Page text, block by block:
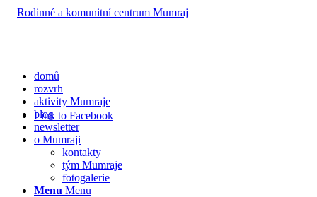
Link to Facebook
domů
rozvrh
aktivity Mumraje
blog
newsletter
o Mumraji
kontakty
tým Mumraje
fotogalerie
Menu Menu